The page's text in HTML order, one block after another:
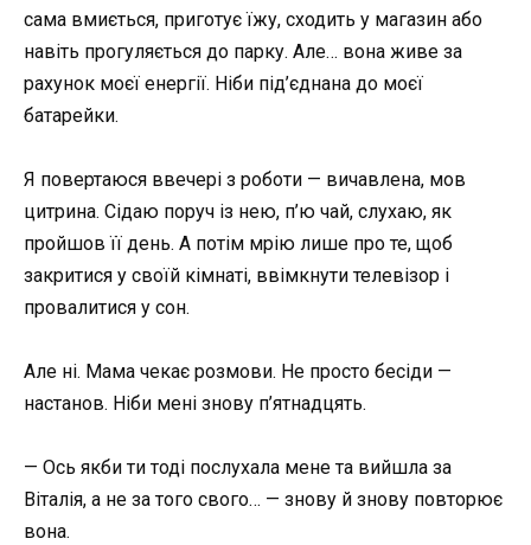
сама вмиється, приготує їжу, сходить у магазин або
навіть прогуляється до парку. Але… вона живе за
рахунок моєї енергії. Ніби під’єднана до моєї
батарейки.
Я повертаюся ввечері з роботи — вичавлена, мов
цитрина. Сідаю поруч із нею, п’ю чай, слухаю, як
пройшов її день. А потім мрію лише про те, щоб
закритися у своїй кімнаті, ввімкнути телевізор і
провалитися у сон.
Але ні. Мама чекає розмови. Не просто бесіди —
настанов. Ніби мені знову п’ятнадцять.
— Ось якби ти тоді послухала мене та вийшла за
Віталія, а не за того свого… — знову й знову повторює
вона.